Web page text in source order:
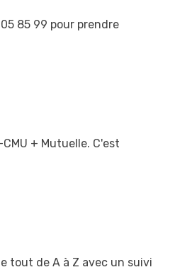
85 99 pour prendre
+ Mutuelle. C'est
tout de A à Z avec un suivi